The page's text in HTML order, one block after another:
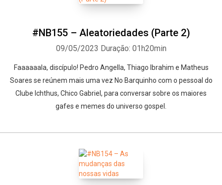
#NB155 – Aleatoriedades (Parte 2)
09/05/2023 Duração: 01h20min
Faaaaaala, discípulo! Pedro Angella, Thiago Ibrahim e Matheus
Soares se reúnem mais uma vez No Barquinho com o pessoal do
Clube Ichthus, Chico Gabriel, para conversar sobre os maiores
gafes e memes do universo gospel.